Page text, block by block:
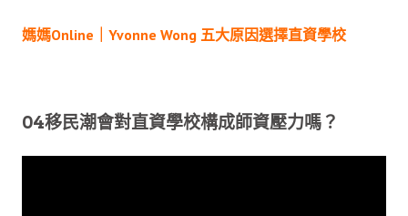
媽媽Online｜Yvonne Wong 五大原因選擇直資學校
04移民潮會對直資學校構成師資壓力嗎？